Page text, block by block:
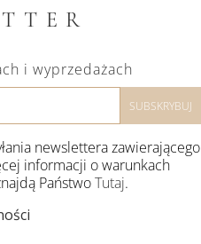
i wyprzedażach
newslettera zawierającego
informacji o warunkach
PaństwoTutaj.